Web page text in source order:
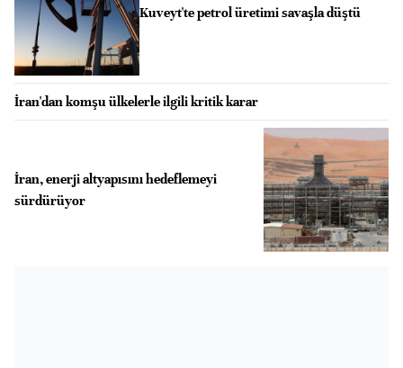
Kuveyt'te petrol üretimi savaşla düştü
İran'dan komşu ülkelerle ilgili kritik karar
İran, enerji altyapısını hedeflemeyi
sürdürüyor